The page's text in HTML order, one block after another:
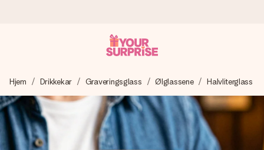
Vi lager dine gaver med omtanke og sender den avgårde så
raskt som mulig - slik at du kan gi gaven i tide, når den betyr
aller mest.
Hjem Drikkekar Graveringsglass Ølglassene Halvliterglass